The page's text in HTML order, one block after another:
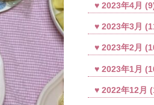
2023年4月
2023年3月
2023年2月
2023年1月
2022年12月